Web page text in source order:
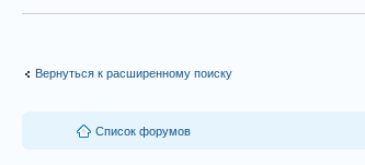
Вернуться к расширенному поиску
Список форумов